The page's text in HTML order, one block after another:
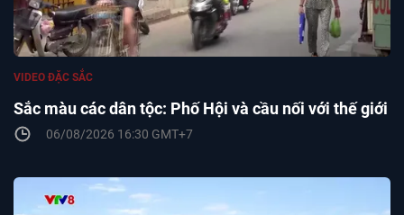
Sắc màu các dân tộc: Phố Hội và cầu nối với thế giới
VIDEO ĐẶC SẮC
06/08/2026 16:30 GMT+7